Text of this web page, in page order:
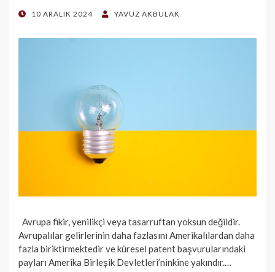
POSTED
10 ARALIK 2024 YAVUZ AKBULAK
Avrupa fikir, yenilikçi veya tasarruftan yoksun değildir.
Avrupalılar gelirlerinin daha fazlasını Amerikalılardan daha
fazla biriktirmektedir ve küresel patent başvurularındaki
payları Amerika Birleşik Devletleri’ninkine yakındır.…